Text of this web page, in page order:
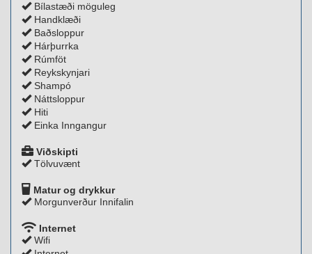
Bílastæði möguleg
Handklæði
Baðsloppur
Hárþurrka
Rúmföt
Reykskynjari
Shampó
Náttsloppur
Hiti
Einka Inngangur
Viðskipti
Tölvuvænt
Matur og drykkur
Morgunverður Innifalin
Internet
Wifi